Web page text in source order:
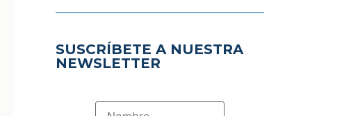
SUSCRÍBETE A NUESTRA
NEWSLETTER